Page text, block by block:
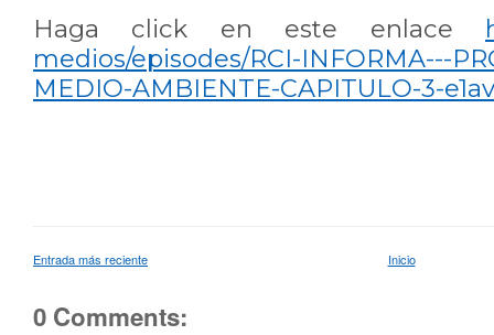
Haga click en este enlace
medios/episodes/RCI-INFORMA---
MEDIO-AMBIENTE-CAPITULO-3-
Entrada más reciente Inicio
0 Comments: